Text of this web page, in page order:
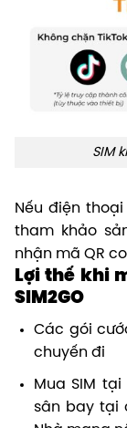
SIM
Nếu điện
tham khảo
nhận mã QR
Lợi thế khi
SIM2GO
Các gói
chuyến đi
Mua SIM
sân bay tại